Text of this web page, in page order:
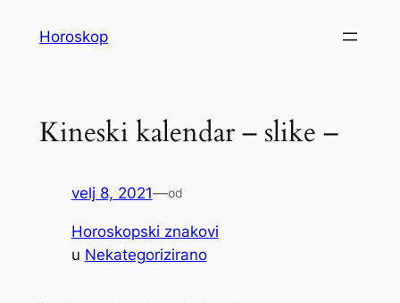
Horoskop
Kineski kalendar – slike –
velj 8, 2021—od
Horoskopski znakovi
u Nekategorizirano